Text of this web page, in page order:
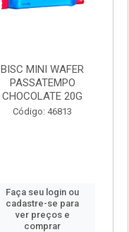
BISC MINI WAFER
PASSATEMPO
CHOCOLATE 20G
Código: 46813
Faça seu login ou
cadastre-se para
ver preços e
comprar